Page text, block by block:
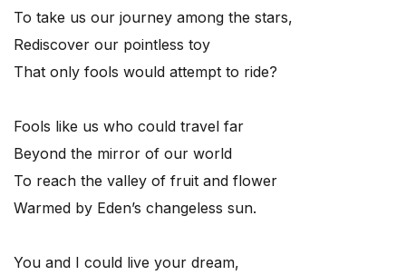
To take us our journey among the stars,
Rediscover our pointless toy
That only fools would attempt to ride?
Fools like us who could travel far
Beyond the mirror of our world
To reach the valley of fruit and flower
Warmed by Eden’s changeless sun.
You and I could live your dream,